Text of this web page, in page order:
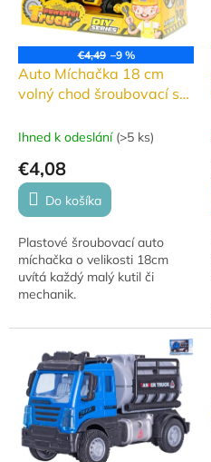
€4,49 –9 %
Auto Míchačka 18 cm
volný chod šroubovací s
Ihned k odeslání (>5 ks)
€4,08
Do košíka
Plastové šroubovací auto
míchačka o velikosti 18cm
uvítá každý malý kutil či
mechanik.